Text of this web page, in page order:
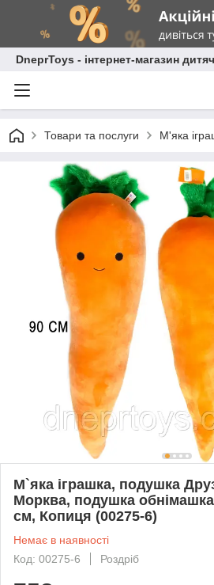
DneprToys - інтернет-магазин
Товари та послуги М'яка
М`яка іграшка, подушка
Морква, подушка
см, Копиця (00275-6)
Немає в наявності
Код: 00275-6
Роздріб